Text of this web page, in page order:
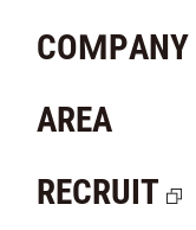
COMPANY
AREA
RECRUIT